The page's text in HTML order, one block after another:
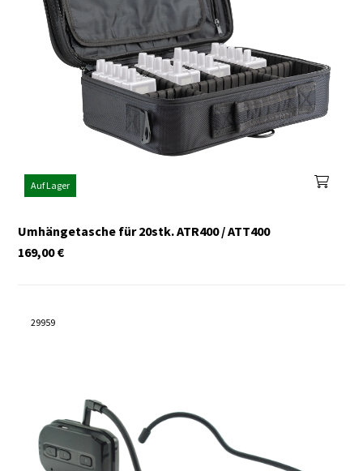
Auf Lager
Umhängetasche für 20stk. ATR400 / ATT400
€
169,00
29959